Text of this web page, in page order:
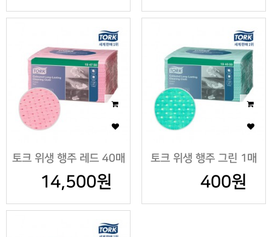
토크 위생 행주 레드 40매
14,500원
토크 위생 행주 그린 1매
400원